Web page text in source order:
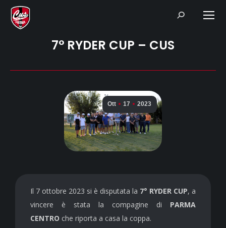
Search:
7° RYDER CUP – CUS
Ott 17 2023
Il 7 ottobre 2023 si è disputata la 7° RYDER CUP, a
vincere è stata la compagine di PARMA
CENTRO che riporta a casa la coppa.